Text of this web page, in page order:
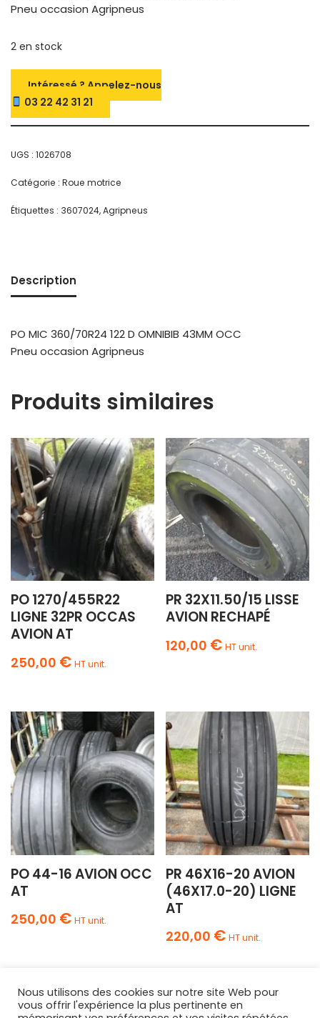
Pneu occasion Agripneus
2 en stock
Intéressé ? Appelez-nous
03 22 42 31 21
UGS : 1026708
Catégorie : Roue motrice
Étiquettes : 3607024,Agripneus
Description
PO MIC 360/70R24 122 D OMNIBIB 43MM OCC
Pneu occasion Agripneus
Produits similaires
PO 1270/455R22
LIGNE 32PR OCCAS
AVION AT
250,00 € HT unit.
PR 32X11.50/15 LISSE
AVION RECHAPÉ
120,00 € HT unit.
PO 44-16 AVION OCC
AT
250,00 € HT unit.
PR 46X16-20 AVION
(46X17.0-20) LIGNE
AT
220,00 € HT unit.
Nous utilisons des cookies sur notre site Web pour
vous offrir l'expérience la plus pertinente en